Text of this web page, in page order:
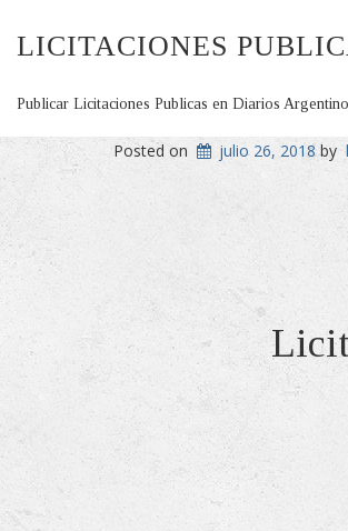
LICITACIONES
Publicar Licitaciones Publicas en Diarios
Posted on julio 26, 2018 by